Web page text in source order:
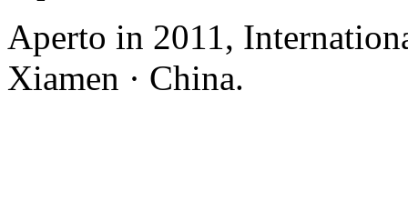
Aperto in 2011,
Xiamen · China.